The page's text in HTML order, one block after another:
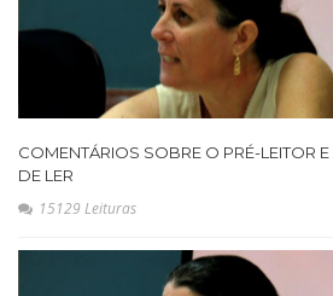
COMENTÁRIOS SOBRE O PRÉ-LEITOR
DE LER
15129 Leituras